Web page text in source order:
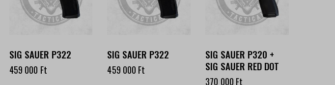
SIG SAUER P322
459 000 Ft
SIG SAUER P322
459 000 Ft
SIG SAUER P320 +
SIG SAUER RED DOT
370 000 Ft